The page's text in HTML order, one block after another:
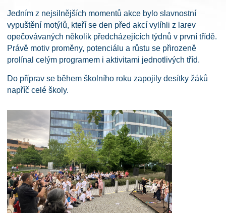
Jedním z nejsilnějších momentů akce bylo slavnostní
vypuštění motýlů, kteří se den před akcí vylíhli z larev
opečovávaných několik předcházejících týdnů v první třídě.
Právě motiv proměny, potenciálu a růstu se přirozeně
prolínal celým programem i aktivitami jednotlivých tříd.
Do příprav se během školního roku zapojily desítky žáků
napříč celé školy.